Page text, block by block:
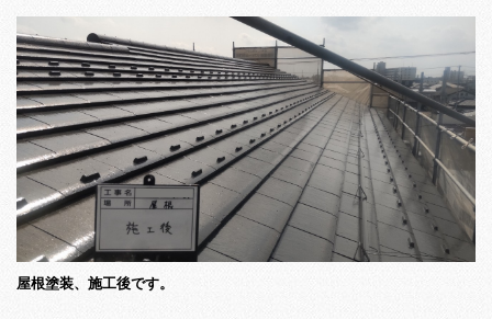
屋根塗装、施工後です。